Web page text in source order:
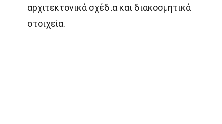
αρχιτεκτονικά σχέδια και διακοσμητικά
στοιχεία.